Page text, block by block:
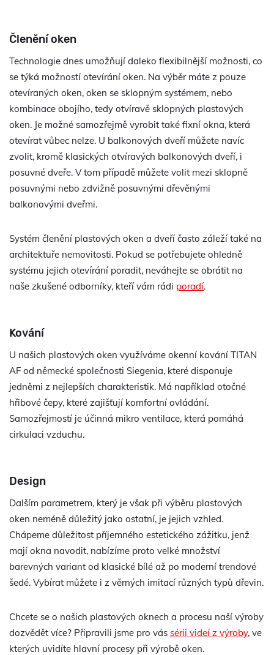
Členění oken
Technologie dnes umožňují daleko flexibilnější možnosti, co
se týká možností otevírání oken. Na výběr máte z pouze
otevíraných oken, oken se sklopným systémem, nebo
kombinace obojího, tedy otvíravě sklopných plastových
oken. Je možné samozřejmě vyrobit také fixní okna, která
otevírat vůbec nelze. U balkonových dveří můžete navíc
zvolit, kromě klasických otvíravých balkonových dveří, i
posuvné dveře. V tom případě můžete volit mezi sklopně
posuvnými nebo zdvižně posuvnými dřevěnými
balkonovými dveřmi.
Systém členění plastových oken a dveří často záleží také na
architektuře nemovitosti. Pokud se potřebujete ohledně
systému jejich otevírání poradit, neváhejte se obrátit na
naše zkušené odborníky, kteří vám rádi poradí.
Kování
U našich plastových oken využíváme okenní kování TITAN
AF od německé společnosti Siegenia, které disponuje
jedněmi z nejlepších charakteristik. Má například otočné
hřibové čepy, které zajišťují komfortní ovládání.
Samozřejmostí je účinná mikro ventilace, která pomáhá
cirkulaci vzduchu.
Design
Dalším parametrem, který je však při výběru plastových
oken neméně důležitý jako ostatní, je jejich vzhled.
Chápeme důležitost příjemného estetického zážitku, jenž
mají okna navodit, nabízíme proto velké množství
barevných variant od klasické bílé až po moderní trendové
šedé. Vybírat můžete i z věrných imitací různých typů dřevin.
Chcete se o našich plastových oknech a procesu naší výroby
dozvědět více? Připravili jsme pro vás sérii videí z výroby, ve
kterých uvidíte hlavní procesy při výrobě oken.